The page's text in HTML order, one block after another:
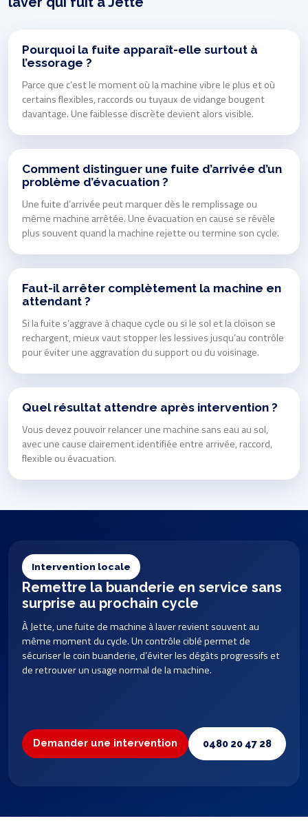
Pourquoi la fuite apparaît-elle surtout à
l’essorage ?
Parce que c’est le moment où la machine vibre le plus et où
certains flexibles, raccords ou tuyaux de vidange bougent
davantage. Une faiblesse discrète devient alors visible.
Comment distinguer une fuite d’arrivée d’un
problème d’évacuation ?
Une fuite d’arrivée peut marquer dès le remplissage ou
même machine arrêtée. Une évacuation en cause se révèle
plus souvent quand la machine rejette ou termine son cycle.
Faut-il arrêter complètement la machine en
attendant ?
Si la fuite s’aggrave à chaque cycle ou si le sol et la cloison se
rechargent, mieux vaut stopper les lessives jusqu’au contrôle
pour éviter une aggravation du support ou du voisinage.
Quel résultat attendre après intervention ?
Vous devez pouvoir relancer une machine sans eau au sol,
avec une cause clairement identifiée entre arrivée, raccord,
flexible ou évacuation.
Intervention locale
Remettre la buanderie en service sans
surprise au prochain cycle
À Jette, une fuite de machine à laver revient souvent au
même moment du cycle. Un contrôle ciblé permet de
sécuriser le coin buanderie, d’éviter les dégâts progressifs et
de retrouver un usage normal de la machine.
Demander une intervention 0480 20 47 28